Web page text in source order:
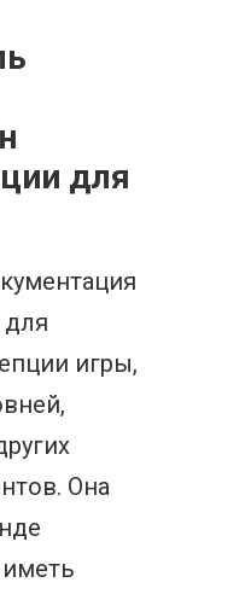
для
для
игры,
Она
иметь